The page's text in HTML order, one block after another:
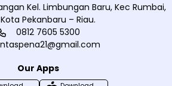
Kel. Limbungan Baru, Kec Rumbai,
Kota Pekanbaru – Riau.
0812 7605 5300
Our Apps